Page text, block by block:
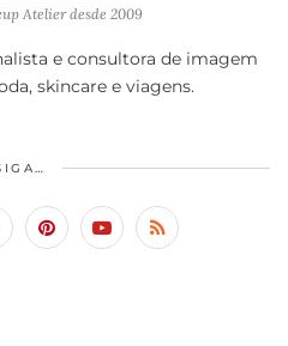
Atelier desde 2009
e consultora de imagem
skincare e viagens.